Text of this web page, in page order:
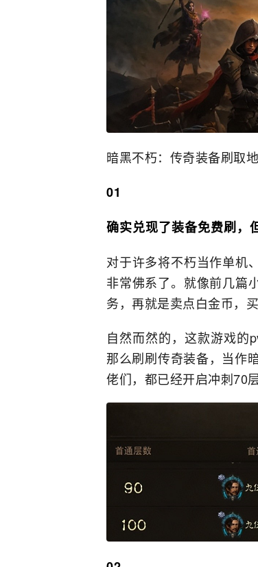
暗黑不朽：传奇装备刷取
01
确实兑现了装备免费刷，
对于许多将不朽当作单机
非常佛系了。就像前几篇
务，再就是卖点白金币，
自然而然的，这款游戏的
那么刷刷传奇装备，当作
佬们，都已经开启冲刺70